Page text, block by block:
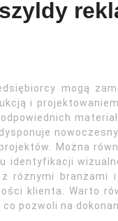
mogą
i
Można
identyfikacji
różnymi branżami i
klienta. Warto
pozwoli na